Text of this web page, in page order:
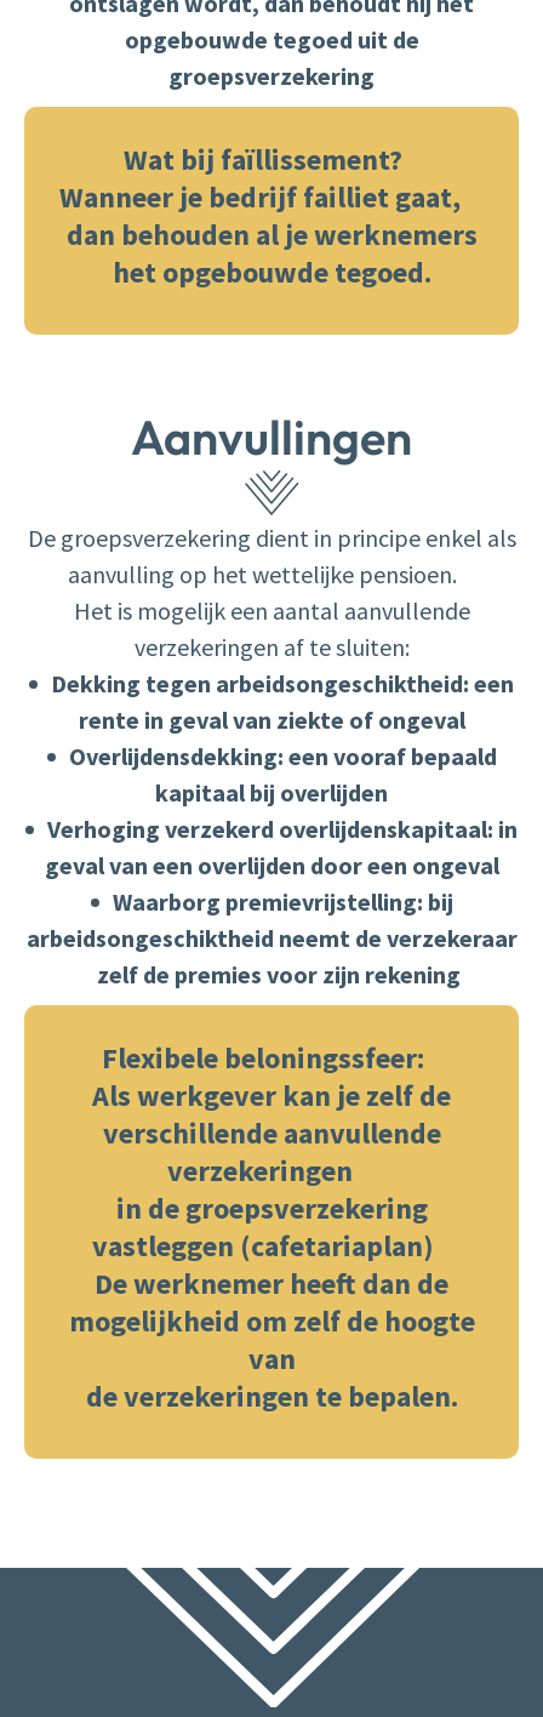
opgebouwde tegoed uit de
groepsverzekering
Wat bij faïllissement?
Wanneer je bedrijf failliet gaat,
dan behouden al je werknemers
het opgebouwde tegoed.
Aanvullingen
De groepsverzekering dient in principe enkel als
aanvulling op het wettelijke pensioen.
Het is mogelijk een aantal aanvullende
verzekeringen af te sluiten:
Dekking tegen arbeidsongeschiktheid: een
rente in geval van ziekte of ongeval
Overlijdensdekking: een vooraf bepaald
kapitaal bij overlijden
Verhoging verzekerd overlijdenskapitaal: in
geval van een overlijden door een ongeval
Waarborg premievrijstelling: bij
arbeidsongeschiktheid neemt de verzekeraar
zelf de premies voor zijn rekening
Flexibele beloningssfeer:
Als werkgever kan je zelf de
verschillende aanvullende
verzekeringen
in de groepsverzekering
vastleggen (cafetariaplan)
De werknemer heeft dan de
mogelijkheid om zelf de hoogte
van
de verzekeringen te bepalen.